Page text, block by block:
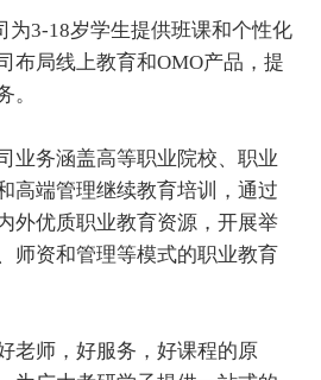
为3-18岁学生提供班课和个性化
布局线上教育和OMO产品，提
。
业务涵盖高等职业院校、职业
高端管理继续教育培训，通过
外优质职业教育资源，开展举
师资和管理等模式的职业教育
老师，好服务，好课程的原